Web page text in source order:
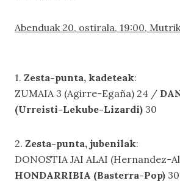
Abenduak 20, ostirala, 19:00,
1. Zesta-punta, kadeteak:
ZUMAIA 3 (Agirre-Egaña) 24 /
(Urreisti-Lekube-Lizardi) 30
2. Zesta-punta, jubenilak:
DONOSTIA JAI ALAI (Hernandez-
HONDARRIBIA (Basterra-Pop) 30